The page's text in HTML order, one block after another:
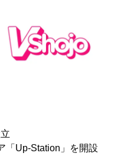
「Up-Station」を開設